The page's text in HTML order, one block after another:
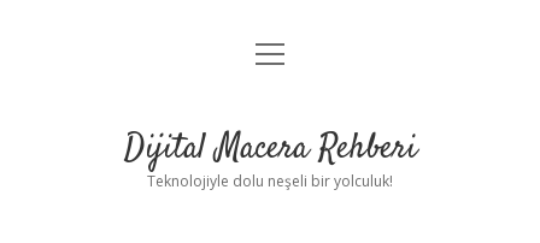
Anasayfa
Yasal Uyarı
menüyü
Dijital Macera Rehberi
Teknolojiyle dolu neşeli bir yolculuk!